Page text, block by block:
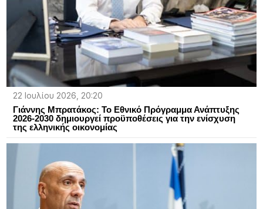
22 Ιουλίου 2026, 20:20
Γιάννης Μπρατάκος: Το Εθνικό Πρόγραμμα Ανάπτυξης
2026-2030 δημιουργεί προϋποθέσεις για την ενίσχυση
της ελληνικής οικονομίας